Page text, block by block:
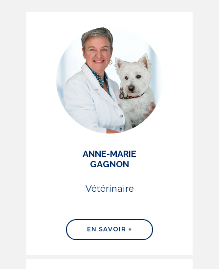
ANNE-MARIE
GAGNON
Vétérinaire
EN SAVOIR +